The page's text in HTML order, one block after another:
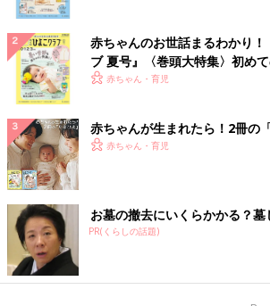
赤ちゃんのお世話まるわかり
ブ 夏号』〈巻頭大特集〉初め
く！ おっぱい・ミルクの基本と
赤ちゃん・育児
赤ちゃんが生まれたら！2冊の
赤ちゃん・育児
お墓の撤去にいくらかかる？墓
PR(くらしの話題)